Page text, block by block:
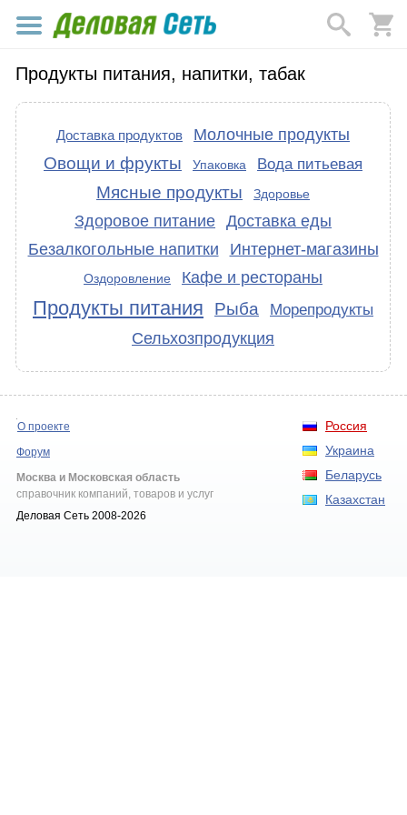
Продукты питания, напитки, табак
Доставка продуктов Молочные продукты
Овощи и фрукты Упаковка Вода питьевая
Мясные продукты Здоровье
Здоровое питание Доставка еды
Безалкогольные напитки
Интернет-магазины
Оздоровление Кафе и рестораны
Продукты питания Рыба Морепродукты
Сельхозпродукция
Россия
Украина
Беларусь
Казахстан
О проекте
Форум
Москва и Московская область
справочник компаний, товаров и услуг
Деловая Сеть 2008-2026